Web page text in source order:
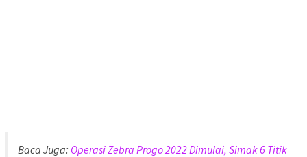
Baca Juga: Operasi Zebra Progo 2022 Dimulai, Simak 6 Titik